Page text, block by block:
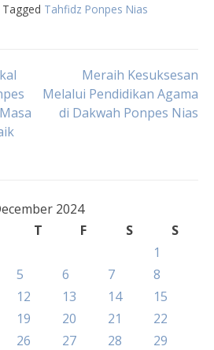
Tagged Tahfidz Ponpes Nias
Meraih Kesuksesan
Melalui Pendidikan Agama
di Dakwah Ponpes Nias
2024
T F S
S
1
5 6 7
8
12 13 14
15
19 20 21
22
26 27 28
29